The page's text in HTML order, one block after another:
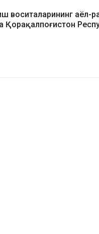
воситаларининг аёл-
Қорақалпоғистон